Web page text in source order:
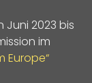
Juni 2023 bis
im
Europe“